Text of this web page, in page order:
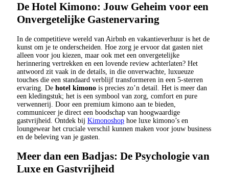
De Hotel Kimono: Jouw Geheim voor een
Onvergetelijke Gastenervaring
In de competitieve wereld van Airbnb en vakantieverhuur is het de
kunst om je te onderscheiden. Hoe zorg je ervoor dat gasten niet
alleen voor jou kiezen, maar ook met een onvergetelijke
herinnering vertrekken en een lovende review achterlaten? Het
antwoord zit vaak in de details, in die onverwachte, luxueuze
touches die een standaard verblijf transformeren in een 5-sterren
ervaring. De hotel kimono is precies zo’n detail. Het is meer dan
een kledingstuk; het is een symbool van zorg, comfort en pure
verwennerij. Door een premium kimono aan te bieden,
communiceer je direct een boodschap van hoogwaardige
gastvrijheid. Ontdek bij Kimonoshop hoe luxe kimono’s en
loungewear het cruciale verschil kunnen maken voor jouw business
en de beleving van je gasten.
Meer dan een Badjas: De Psychologie van
Luxe en Gastvrijheid